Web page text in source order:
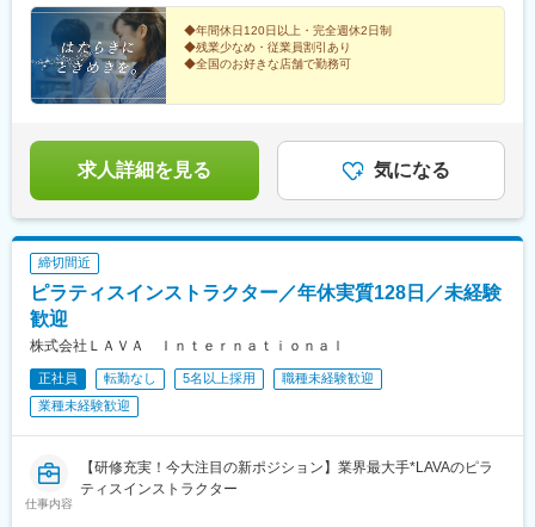
店＜静岡県＞・ららぽーと沼津店・浜松遠鉄店＜愛知県＞・岡崎
イオンモール店＜岐阜県＞・岐阜マーサ店＜京都府＞・京都ポル
タ店＜大阪府＞・梅田HEP FIVE店・ルクア大阪店＜兵庫県＞・三
宮クレフィ店＜奈良県＞・橿原イオンモール店＜滋賀県＞・草津
イオンモール店＜岡山県＞・岡山イオンモール店＜広島県＞・ミ
新宿三丁目駅、東京テレポート駅、押上駅、リゾートゲートウェ
イ・ステーション駅、浜松駅、九条駅(京都府)、梅田駅(地下鉄)、
大阪梅田駅(阪神線)、神戸三宮駅(阪急・神戸高速)、岡山駅前駅、
西鉄福岡駅、虎ノ門駅、北１２条駅、勾当台公園駅、代々木駅、
お台場海浜公園駅、本所吾妻橋駅、東京ディズニーランド・ステ
公園駅、猿猴橋町駅、天神南駅、神谷町駅
◆年間休日120日以上・完全週休2日制
◆残業少なめ・従業員割引あり
◆全国のお好きな店舗で勤務可
求人詳細を見る 気になる
締切間近
ピラティスインストラクター／年休実質128日／未経験
歓迎
株式会社ＬＡＶＡ Ｉｎｔｅｒｎａｔｉｏｎａｌ
正社員 転勤なし 5名以上採用
職種未経験歓迎
業種未経験歓迎
仕事内容
【研修充実！今大注目の新ポジション】業界最大手*LAVAのピラ
ティスインストラクター